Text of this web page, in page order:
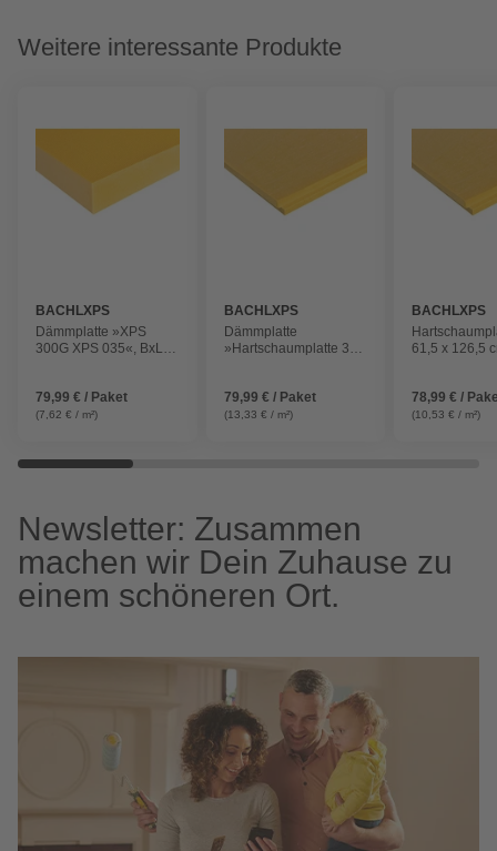
Weitere interessante Produkte
BACHLXPS
Dämmplatte »XPS
300G XPS 035«, BxL:
79,99 € / Paket
(7,62 € / m²)
BACHLXPS
Dämmplatte
»Hartschaumplatte 300
mm
79,99 € / Paket
(13,33 € / m²)
BACHLXPS
61,5 x 126,5
78,99 € /
(10,53 € / m²)
Newsletter: Zusammen
machen wir Dein Zuhause zu
einem schöneren Ort.